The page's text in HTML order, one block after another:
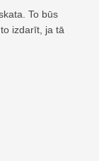
To būs
izdarīt, ja tā